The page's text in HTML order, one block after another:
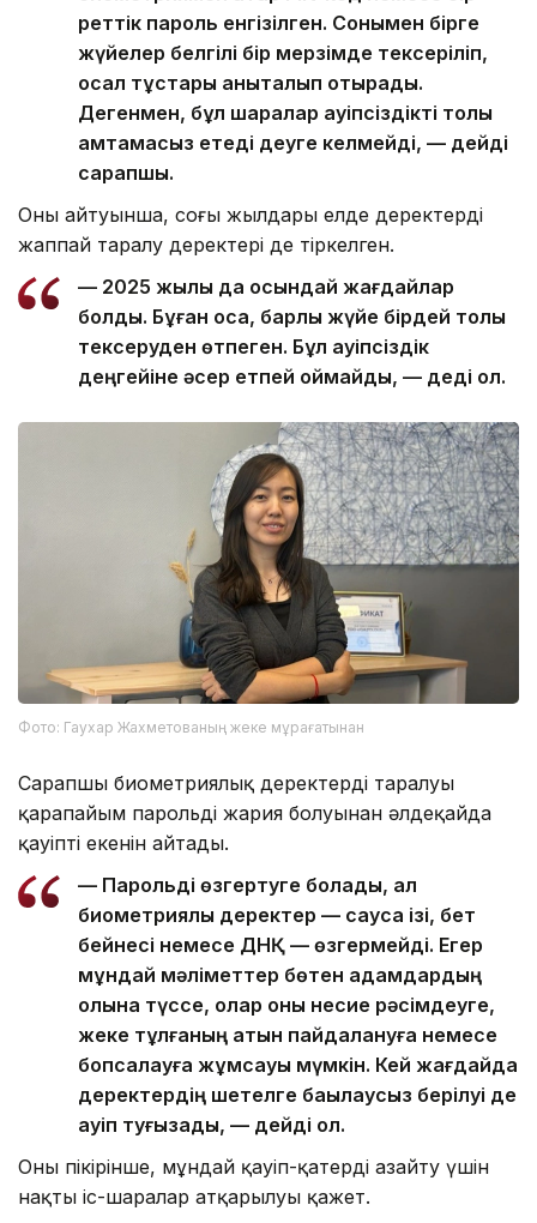
реттік пароль енгізілген. Сонымен бірге
жүйелер белгілі бір мерзімде тексеріліп,
осал тұстары анықталып отырады.
Дегенмен, бұл шаралар қауіпсіздікті толық
қамтамасыз етеді деуге келмейді, — дейді
сарапшы.
Оның айтуынша, соңғы жылдары елде деректердің
жаппай таралу деректері де тіркелген.
— 2025 жылы да осындай жағдайлар
болды. Бұған қоса, барлық жүйе бірдей толық
тексеруден өтпеген. Бұл қауіпсіздік
деңгейіне әсер етпей қоймайды, — деді ол.
Фото: Гаухар Жахметованың жеке мұрағатынан
Сарапшы биометриялық деректердің таралуы
қарапайым парольдің жария болуынан әлдеқайда
қауіпті екенін айтады.
— Парольді өзгертуге болады, ал
биометриялық деректер — саусақ ізі, бет
бейнесі немесе ДНҚ — өзгермейді. Егер
мұндай мәліметтер бөтен адамдардың
қолына түссе, олар оны несие рәсімдеуге,
жеке тұлғаның атын пайдалануға немесе
бопсалауға жұмсауы мүмкін. Кей жағдайда
деректердің шетелге бақылаусыз берілуі де
қауіп туғызады, — дейді ол.
Оның пікірінше, мұндай қауіп-қатерді азайту үшін
нақты іс-шаралар атқарылуы қажет.